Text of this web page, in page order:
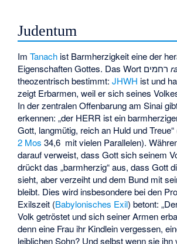
Judentum
ImTanach ist Barmherzigkeit eine der
Eigenschaften Gottes. Das Wort רחמים
theozentrisch bestimmt:JHWH ist und
zeigt Erbarmen, weil er sich seines
In der zentralen Offenbarung am Sinai
erkennen: „der HERR ist ein
Gott, langmütig, reich an Huld und Treue“
2 Mos 34,6 mit vielen Parallelen).
darauf verweist, dass Gott sich seinem
drückt das „barmherzig“ aus, dass Gott
sieht, aber verzeiht und dem Bund mit
bleibt. Dies wird insbesondere bei den
Exilszeit (Babylonisches Exil) betont:
Volk getröstet und sich seiner Armen
denn eine Frau ihr Kindlein vergessen,
leiblichen Sohn? Und selbst wenn sie